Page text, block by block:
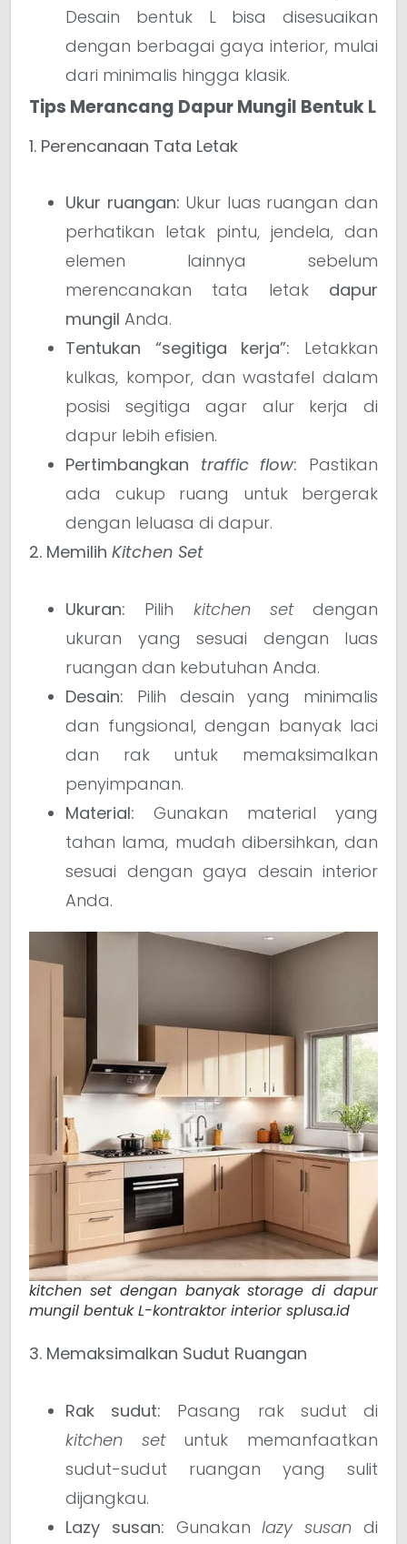
Desain bentuk L bisa disesuaikan
dengan berbagai gaya interior, mulai
dari minimalis hingga klasik.
Tips Merancang Dapur Mungil Bentuk L
1. Perencanaan Tata Letak
Ukur ruangan: Ukur luas ruangan dan
perhatikan letak pintu, jendela, dan
elemen lainnya sebelum
merencanakan tata letak dapur
mungil Anda.
Tentukan “segitiga kerja”: Letakkan
kulkas, kompor, dan wastafel dalam
posisi segitiga agar alur kerja di
dapur lebih efisien.
Pertimbangkan traffic flow: Pastikan
ada cukup ruang untuk bergerak
dengan leluasa di dapur.
2. Memilih Kitchen Set
Ukuran: Pilih kitchen setdengan
ukuran yang sesuai dengan luas
ruangan dan kebutuhan Anda.
Desain: Pilih desain yang minimalis
dan fungsional, dengan banyak laci
dan rak untuk memaksimalkan
penyimpanan.
Material: Gunakan material yang
tahan lama, mudah dibersihkan, dan
sesuai dengan gaya desain interior
Anda.
kitchen set dengan banyak storage di dapur
mungil bentuk L-kontraktor interior splusa.id
3. Memaksimalkan Sudut Ruangan
Rak sudut: Pasang rak sudut di
kitchen setuntuk memanfaatkan
sudut-sudut ruangan yang sulit
dijangkau.
Lazy susan: Gunakanlazy susan di